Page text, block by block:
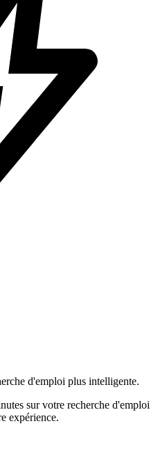
d'emploi plus intelligente.
sur votre recherche d'emploi
expérience.